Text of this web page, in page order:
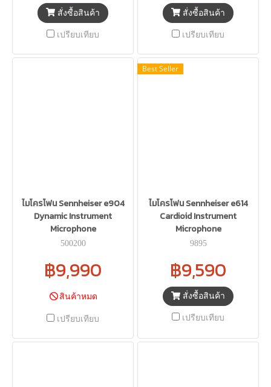
สั่งซื้อสินค้า
เปรียบเทียบ
สั่งซื้อสินค้า
เปรียบเทียบ
ไมโครโฟน Sennheiser e904
Dynamic Instrument
Microphone
500200
฿9,990
สินค้าหมด
เปรียบเทียบ
Best Seller
ไมโครโฟน Sennheiser e614
Cardioid Instrument
Microphone
9895
฿9,590
สั่งซื้อสินค้า
เปรียบเทียบ